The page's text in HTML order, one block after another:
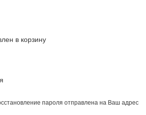
в корзину
пароля отправлена на Ваш адрес